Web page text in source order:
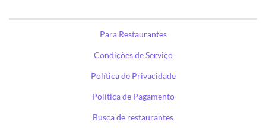
Para Restaurantes
Condições de Serviço
Política de Privacidade
Política de Pagamento
Busca de restaurantes